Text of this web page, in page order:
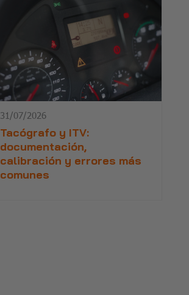
31/07/2026
Tacógrafo y ITV:
documentación,
calibración y errores más
comunes